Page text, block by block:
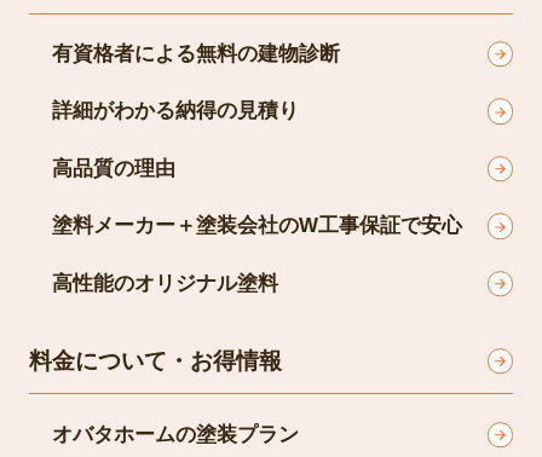
有資格者による無料の建物診断
詳細がわかる納得の見積り
高品質の理由
塗料メーカー＋塗装会社のW工事保証で安心
高性能のオリジナル塗料
料金について・お得情報
オバタホームの塗装プラン